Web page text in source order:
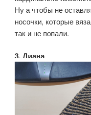
Ну а чтобы не
носочки, которые
так и не попали.
3. Диана